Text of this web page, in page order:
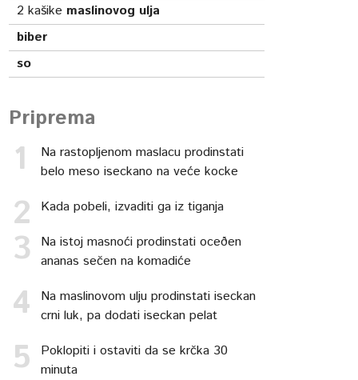
2 kašike maslinovog ulja
biber
so
Priprema
Na rastopljenom maslacu prodinstati
belo meso iseckano na veće kocke
Kada pobeli, izvaditi ga iz tiganja
Na istoj masnoći prodinstati oceðen
ananas sečen na komadiće
Na maslinovom ulju prodinstati iseckan
crni luk, pa dodati iseckan pelat
Poklopiti i ostaviti da se krčka 30
minuta